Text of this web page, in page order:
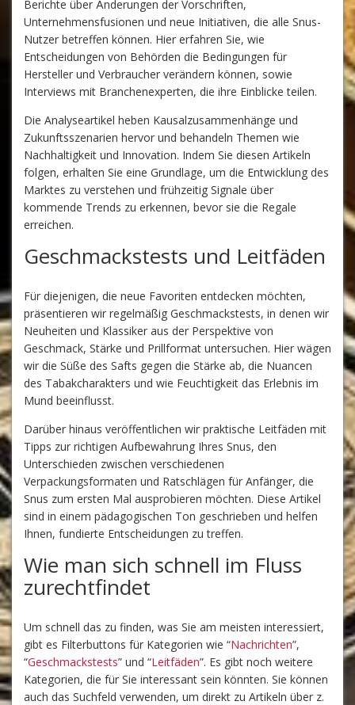
Berichte über Änderungen der Vorschriften,
Unternehmensfusionen und neue Initiativen, die alle Snus-
Nutzer betreffen können. Hier erfahren Sie, wie
Entscheidungen von Behörden die Bedingungen für
Hersteller und Verbraucher verändern können, sowie
Interviews mit Branchenexperten, die ihre Einblicke teilen.
Die Analyseartikel heben Kausalzusammenhänge und
Zukunftsszenarien hervor und behandeln Themen wie
Nachhaltigkeit und Innovation. Indem Sie diesen Artikeln
folgen, erhalten Sie eine Grundlage, um die Entwicklung des
Marktes zu verstehen und frühzeitig Signale über
kommende Trends zu erkennen, bevor sie die Regale
erreichen.
Geschmackstests und Leitfäden
Für diejenigen, die neue Favoriten entdecken möchten,
präsentieren wir regelmäßig Geschmackstests, in denen wir
Neuheiten und Klassiker aus der Perspektive von
Geschmack, Stärke und Prillformat untersuchen. Hier wägen
wir die Süße des Safts gegen die Stärke ab, die Nuancen
des Tabakcharakters und wie Feuchtigkeit das Erlebnis im
Mund beeinflusst.
Darüber hinaus veröffentlichen wir praktische Leitfäden mit
Tipps zur richtigen Aufbewahrung Ihres Snus, den
Unterschieden zwischen verschiedenen
Verpackungsformaten und Ratschlägen für Anfänger, die
Snus zum ersten Mal ausprobieren möchten. Diese Artikel
sind in einem pädagogischen Ton geschrieben und helfen
Ihnen, fundierte Entscheidungen zu treffen.
Wie man sich schnell im Fluss
zurechtfindet
Um schnell das zu finden, was Sie am meisten interessiert,
gibt es Filterbuttons für Kategorien wie “Nachrichten”,
“Geschmackstests” und “Leitfäden”. Es gibt noch weitere
Kategorien, die für Sie interessant sein könnten. Sie können
auch das Suchfeld verwenden, um direkt zu Artikeln über z.